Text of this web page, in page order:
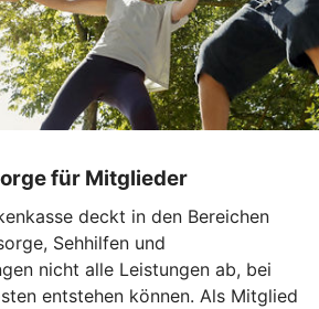
für Mitglieder
deckt in den Bereichen
Sehhilfen und
nicht alle Leistungen ab, bei
entstehen können. Als Mitglied